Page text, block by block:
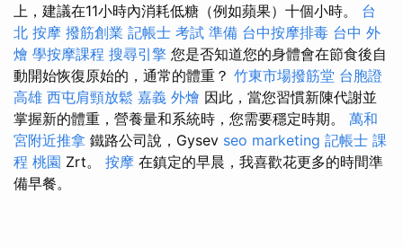
上，建議在11小時內消耗低糖（例如蘋果）十個小時。 台
北 按摩 撥筋創業 記帳士 考試 準備 台中按摩排毒 台中 外
燴 學按摩課程 搜尋引擎 您是否知道您的身體會在節食後自
動開始恢復原始的，通常的體重？ 竹東市場撥筋堂 台胞證
高雄 西屯肩頸放鬆 嘉義 外燴 因此，當您習慣新陳代謝並
掌握新的體重，營養量和系統時，您需要穩定時期。 萬和
宮附近推拿 鐵路公司說，Gysev seo marketing 記帳士 課
程 桃園 Zrt。 按摩 在鎮定的早晨，我喜歡花更多的時間準
備早餐。